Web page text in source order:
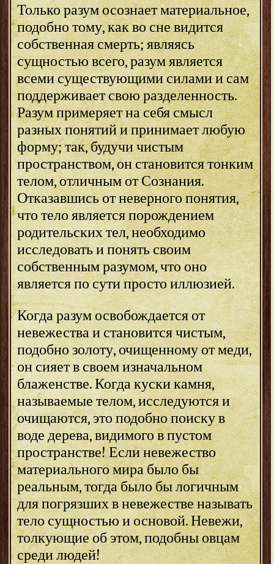
Только разум осознает материальное,
подобно тому, как во сне видится
собственная смерть; являясь
сущностью всего, разум является
всеми существующими силами и сам
поддерживает свою разделенность.
Разум примеряет на себя смысл
разных понятий и принимает любую
форму; так, будучи чистым
пространством, он становится тонким
телом, отличным от Сознания.
Отказавшись от неверного понятия,
что тело является порождением
родительских тел, необходимо
исследовать и понять своим
собственным разумом, что оно
является по сути просто иллюзией.
Когда разум освобождается от
невежества и становится чистым,
подобно золоту, очищенному от меди,
он сияет в своем изначальном
блаженстве. Когда куски камня,
называемые телом, исследуются и
очищаются, это подобно поиску в
воде дерева, видимого в пустом
пространстве! Если невежество
материального мира было бы
реальным, тогда было бы логичным
для погрязших в невежестве называть
тело сущностью и основой. Невежи,
толкующие об этом, подобны овцам
среди людей!